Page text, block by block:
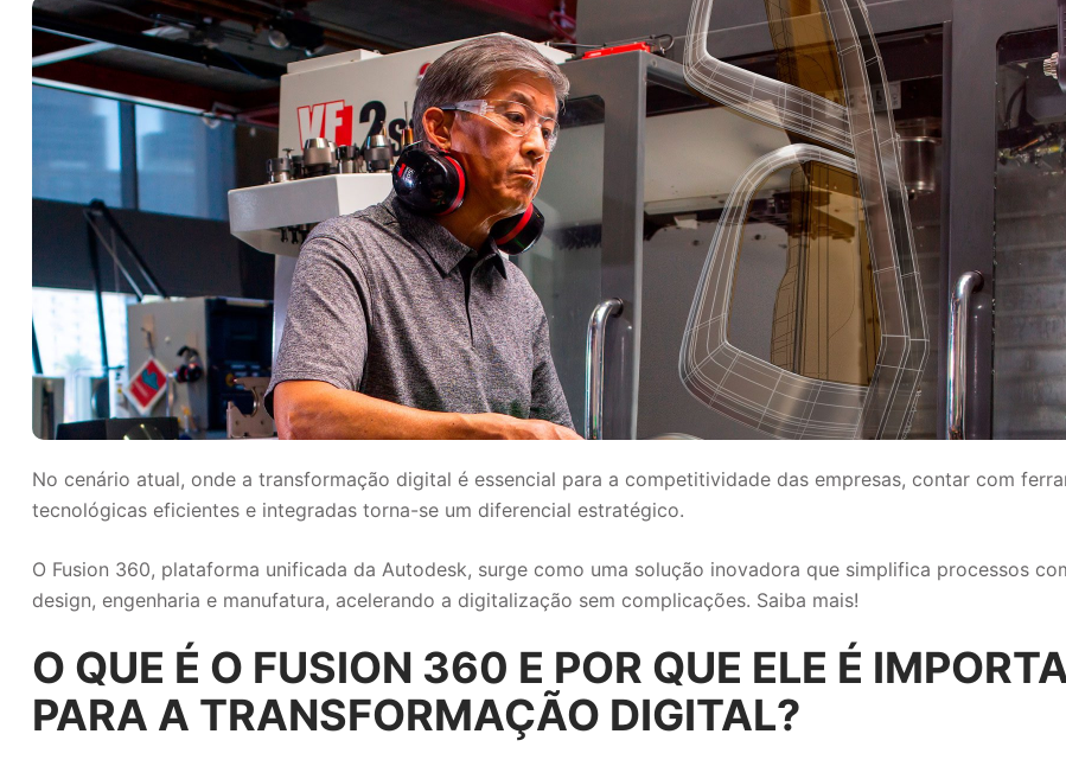
No cenário atual, onde a transformação digital é essencial para a competitividade das empresas, contar com
tecnológicas eficientes e integradas torna-se um diferencial estratégico.
O Fusion 360, plataforma unificada da Autodesk, surge como uma solução inovadora que simplifica processos
design, engenharia e manufatura, acelerando a digitalização sem complicações. Saiba mais!
O QUE É O FUSION 360 E POR QUE ELE É
PARA A TRANSFORMAÇÃO DIGITAL?